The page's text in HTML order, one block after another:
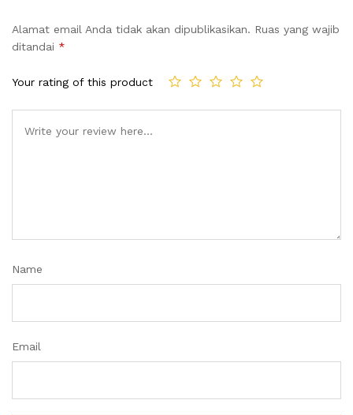
Alamat email Anda tidak akan dipublikasikan. Ruas yang wajib
ditandai *
Your rating of this product
Name
Email